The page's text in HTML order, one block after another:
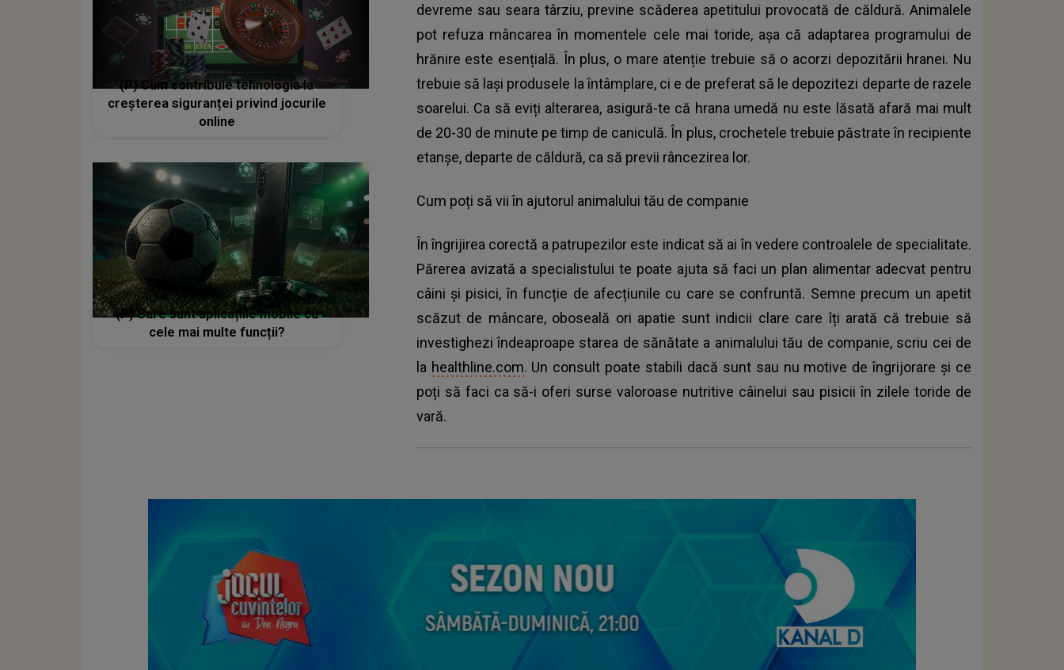
devreme sau seara târziu, previne scăderea apetitului provocată de căldură. Animalele
pot refuza mâncarea în momentele cele mai toride, așa că adaptarea programului de
hrănire este esențială. În plus, o mare atenție trebuie să o acorzi depozitării hranei. Nu
trebuie să lași produsele la întâmplare, ci e de preferat să le depozitezi departe de razele
soarelui. Ca să eviți alterarea, asigură-te că hrana umedă nu este lăsată afară mai mult
de 20-30 de minute pe timp de caniculă. În plus, crochetele trebuie păstrate în recipiente
etanșe, departe de căldură, ca să previi râncezirea lor.
Cum poți să vii în ajutorul animalului tău de companie
În îngrijirea corectă a patrupezilor este indicat să ai în vedere controalele de specialitate.
Părerea avizată a specialistului te poate ajuta să faci un plan alimentar adecvat pentru
câini și pisici, în funcție de afecțiunile cu care se confruntă. Semne precum un apetit
scăzut de mâncare, oboseală ori apatie sunt indicii clare care îți arată că trebuie să
investighezi îndeaproape starea de sănătate a animalului tău de companie, scriu cei de
la healthline.com. Un consult poate stabili dacă sunt sau nu motive de îngrijorare și ce
poți să faci ca să-i oferi surse valoroase nutritive câinelui sau pisicii în zilele toride de
vară.
(P) Cum contribuie tehnologia la
creșterea siguranței privind jocurile
online
(P) Care sunt aplicațiile mobile cu
cele mai multe funcții?